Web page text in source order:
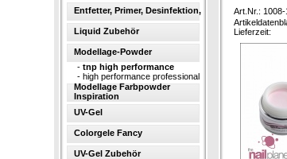
Entfetter, Primer, Desinfektion,
Liquid Zubehör
Modellage-Powder
- tnp high performance
- high performance professional
Modellage Farbpowder
Inspiration
UV-Gel
Colorgele Fancy
UV-Gel Zubehör
Art.Nr.: 1008-
Lieferzeit: